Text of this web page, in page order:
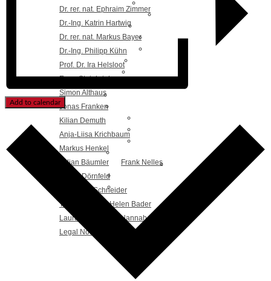
Dr. rer. nat. Ephraim Zimmer
Dr.-Ing. Katrin Hartwig
Dr. rer. nat. Markus Bayer
Dr.-Ing. Philipp Kühn
Prof. Dr. Ira Helsloot
Enno Steinbrink
Simon Althaus
Jonas Franken
Kilian Demuth
Anja-Liisa Krichbaum
Markus Henkel
Julian Bäumler
Frank Nelles
Timon Dörnfeld
Franziska Schneider
Tim Fischer
Helen Bader
Laura Buhleier
Hannah Krahl
Legal Notice & Privacy Policy
Add to calendar